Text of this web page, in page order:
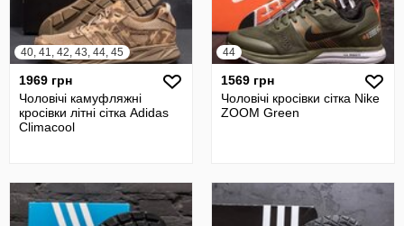
40, 41, 42, 43, 44, 45
1969 грн
Чоловічі камуфляжні
кросівки літні сітка Adidas
Climacool
44
1569 грн
Чоловічі кросівки сітка Nike
ZOOM Green